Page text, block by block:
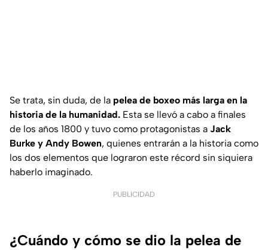
Se trata, sin duda, de la pelea de boxeo más larga en la
historia de la humanidad. Esta se llevó a cabo a finales
de los años 1800 y tuvo como protagonistas a Jack
Burke y Andy Bowen, quienes entrarán a la historia como
los dos elementos que lograron este récord sin siquiera
haberlo imaginado.
PUBLICIDAD
¿Cuándo y cómo se dio la pelea de